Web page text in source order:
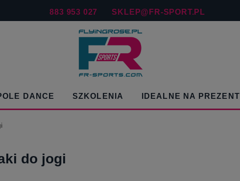
883 953 027 SKLEP@FR-SPORT.PL
DANCE SZKOLENIA IDEALNE NA PREZENT
do jogi